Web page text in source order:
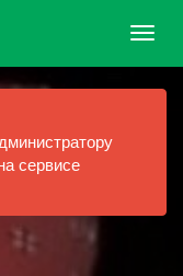
сервисе